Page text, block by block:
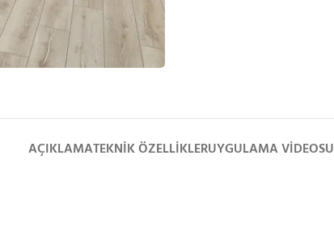
AÇIKLAMATEKNIK ÖZELLIKLERUYGULAMA VIDEOSU